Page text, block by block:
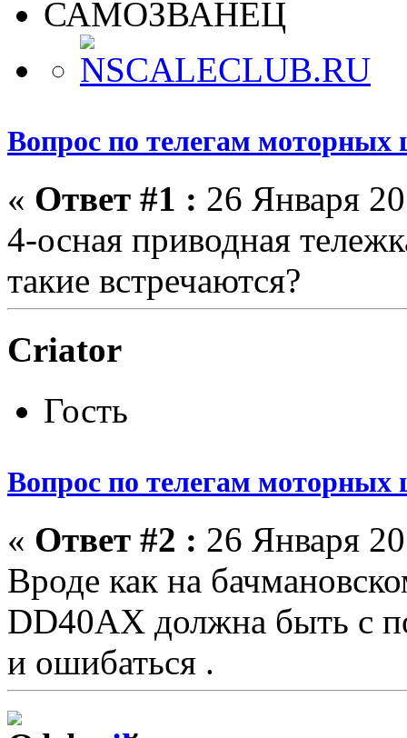
САМОЗВАНЕЦ
Вопрос по телегам моторных
« Ответ #1 : 26 Января
4-осная приводная
такие встречаются?
Criator
Гость
Вопрос по телегам моторных
« Ответ #2 : 26 Января
Вроде как на
DD40AX должна быть с
и ошибаться .